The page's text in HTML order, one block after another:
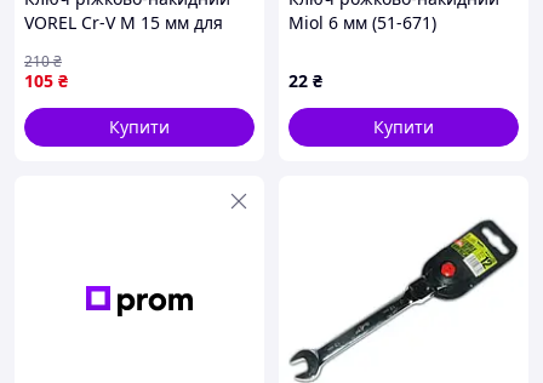
VOREL Cr-V М 15 мм для
кріплення у вашому
інструменті
105 ₴
210₴
Купити
Miol 6 мм (51-671)
22 ₴
Купити